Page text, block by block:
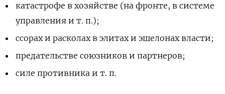
катастрофе в хозяйстве (на фронте, в системе
управления и т. п.);
ссорах и расколах в элитах и эшелонах власти;
предательстве союзников и партнеров;
силе противника и т. п.